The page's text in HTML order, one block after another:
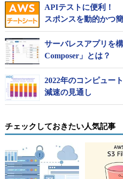
APIテストに便利！
スポンスを動的かつ
サーバレスアプリを
Composer」とは？
2022年のコンピュー
減速の見通し
チェックしておきたい人気記事